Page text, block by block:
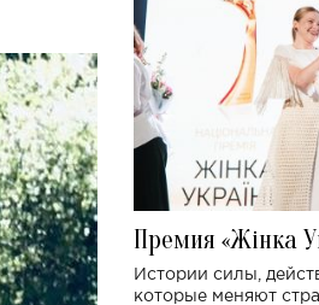
Премия «Жінка
Истории силы,
которые меняют